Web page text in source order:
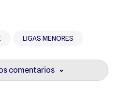
LIGAS MENORES
comentarios ›